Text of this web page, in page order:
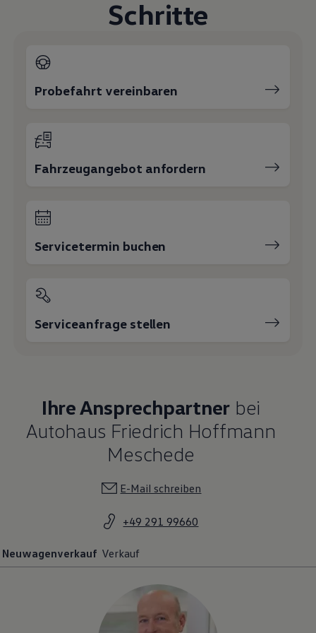
Lifestyle
Pannen- und Unfallhilfe
Schritte
Probefahrt vereinbaren
Fahrzeugangebot anfordern
Servicetermin buchen
Serviceanfrage stellen
Ihre Ansprechpartner bei
Autohaus Friedrich Hoffmann
Meschede
E-Mail schreiben
+49 291 99660
Neuwagenverkauf Verkauf